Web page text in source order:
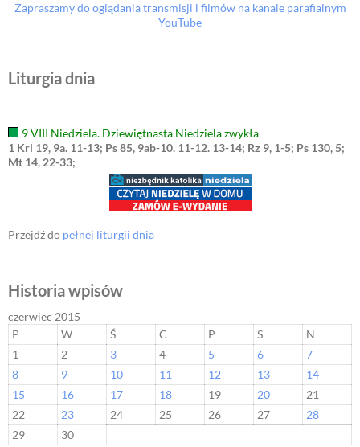
Zapraszamy do oglądania transmisji i filmów na kanale parafialnym
YouTube
Liturgia dnia
9 VIII Niedziela. Dziewiętnasta Niedziela zwykła
1 Krl 19, 9a. 11-13; Ps 85, 9ab-10. 11-12. 13-14; Rz 9, 1-5; Ps 130, 5;
Mt 14, 22-33;
Przejdź do pełnej liturgii dnia
Historia wpisów
czerwiec 2015
P
W Ś C P S
N
1
2 3 4 5 6
7
8
9 10 11 12 13
14
15
16 17 18 19 20
21
22
23 24 25 26 27
28
29
30